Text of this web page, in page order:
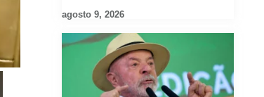
agosto 9, 2026